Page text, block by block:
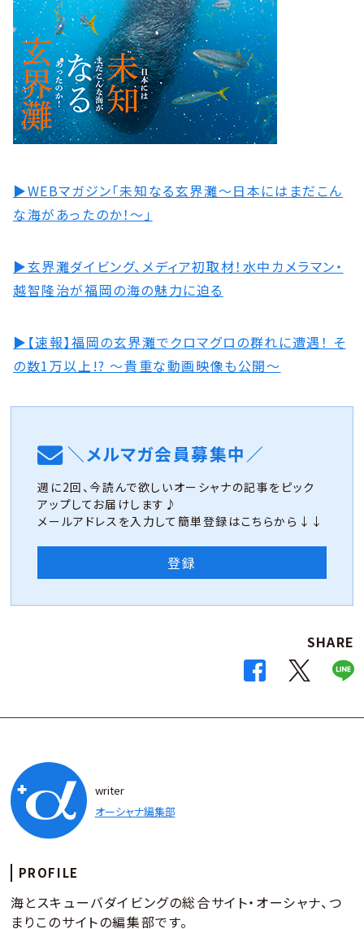
▶︎WEBマガジン「未知なる玄界灘〜日本にはまだこん
な海があったのか！〜」
▶︎玄界灘ダイビング、メディア初取材！水中カメラマン・
越智隆治が福岡の海の魅力に迫る
▶︎【速報】福岡の玄界灘でクロマグロの群れに遭遇！ そ
の数1万以上!? 〜貴重な動画映像も公開〜
＼メルマガ会員募集中／
週に2回、今読んで欲しいオーシャナの記事をピック
アップしてお届けします♪
メールアドレスを入力して簡単登録はこちらから↓↓
登録
SHARE
writer
オーシャナ編集部
PROFILE
海とスキューバダイビングの総合サイト・オーシャナ、つ
まりこのサイトの編集部です。